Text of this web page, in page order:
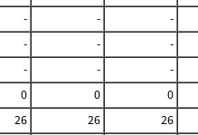
- - -
- - -
- - -
0 0 0
26 26 26